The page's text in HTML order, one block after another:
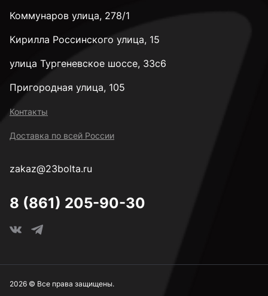
3,9 мм
4 мм
4,8 мм
Коммунаров улица, 278/1
Кирилла Россинского улица, 15
улица Тургеневское шоссе, 33с6
Пригородная улица, 105
Контакты
Доставка по всей России
zakaz@23bolta.ru
8 (861) 205-90-30
2026 © Все права защищены.